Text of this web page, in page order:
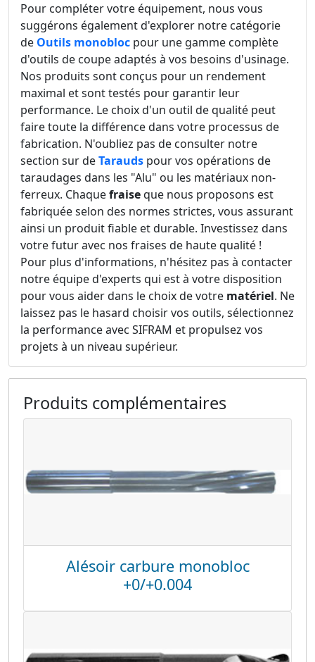
Pour compléter votre équipement, nous vous
suggérons également d'explorer notre catégorie
de Outils monobloc pour une gamme complète
d'outils de coupe adaptés à vos besoins d'usinage.
Nos produits sont conçus pour un rendement
maximal et sont testés pour garantir leur
performance. Le choix d'un outil de qualité peut
faire toute la différence dans votre processus de
fabrication. N'oubliez pas de consulter notre
section sur deTarauds pour vos opérations de
taraudages dans les "Alu" ou les matériaux non-
ferreux. Chaquefraiseque nous proposons est
fabriquée selon des normes strictes, vous assurant
ainsi un produit fiable et durable. Investissez dans
votre futur avec nos fraises de haute qualité !
Pour plus d'informations, n'hésitez pas à contacter
notre équipe d'experts qui est à votre disposition
pour vous aider dans le choix de votre matériel. Ne
laissez pas le hasard choisir vos outils, sélectionnez
la performance avec SIFRAM et propulsez vos
projets à un niveau supérieur.
Produits complémentaires
Alésoir carbure monobloc
+0/+0.004